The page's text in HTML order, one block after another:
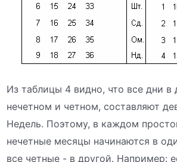
Из таблицы 4 видно, что все дни в
нечетном и четном, составляют
Недель. Поэтому, в каждом
нечетные месяцы начинаются в
все четные - в другой. Например: